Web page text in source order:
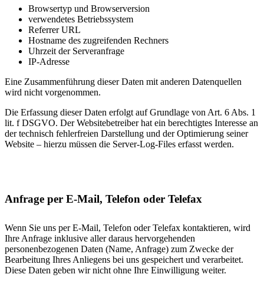
Browsertyp und Browserversion
verwendetes Betriebssystem
Referrer URL
Hostname des zugreifenden Rechners
Uhrzeit der Serveranfrage
IP-Adresse
Eine Zusammenführung dieser Daten mit anderen Datenquellen
wird nicht vorgenommen.
Die Erfassung dieser Daten erfolgt auf Grundlage von Art. 6 Abs. 1
lit. f DSGVO. Der Websitebetreiber hat ein berechtigtes Interesse an
der technisch fehlerfreien Darstellung und der Optimierung seiner
Website – hierzu müssen die Server-Log-Files erfasst werden.
Anfrage per E-Mail, Telefon oder Telefax
Wenn Sie uns per E-Mail, Telefon oder Telefax kontaktieren, wird
Ihre Anfrage inklusive aller daraus hervorgehenden
personenbezogenen Daten (Name, Anfrage) zum Zwecke der
Bearbeitung Ihres Anliegens bei uns gespeichert und verarbeitet.
Diese Daten geben wir nicht ohne Ihre Einwilligung weiter.